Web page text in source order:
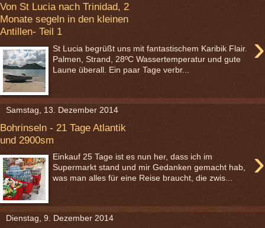
Von St Lucia nach Trinidad, 2
Monate segeln in den kleinen
Antillen- Teil 1
›
St Lucia begrüßt uns mit fantastischem Karibik Flair.
Palmen, Strand, 28ºC Wassertemperatur und gute
Laune überall. Ein paar Tage verbr...
Samstag, 13. Dezember 2014
Bohrinseln - 21 Tage Atlantik
und 2900sm
›
Einkauf 25 Tage ist es nun her, dass ich im
Supermarkt stand und mir Gedanken gemacht hab,
was man alles für eine Reise braucht, die zwis...
Dienstag, 9. Dezember 2014